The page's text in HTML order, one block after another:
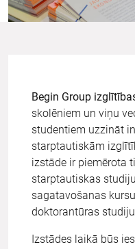
Begin Group
skolēniem un viņu
studentiem uzzināt
starptautiskām
izstāde ir piemērota
starptautiskas
sagatavošanas
doktorantūras
Izstādes laikā būs